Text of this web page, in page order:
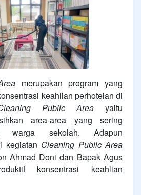
merupakan program yang
keahlian perhotelan di
Public Area yaitu
area-area yang sering
warga sekolah. Adapun
kegiatan Cleaning Public Area
Ahmad Doni dan Bapak Agus
konsentrasi keahlian